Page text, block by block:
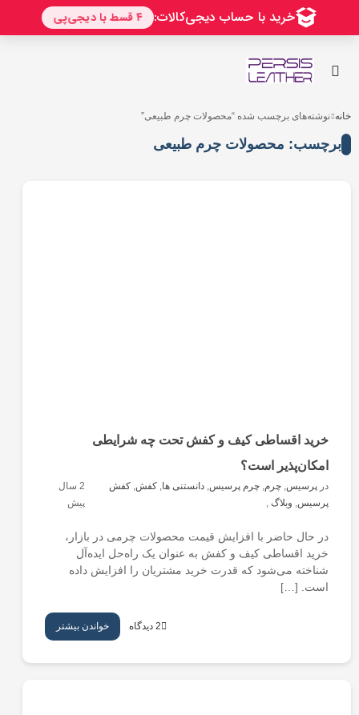
محتوا
خانه نوشته‌های برچسب شده “محصولات چرم طبیعی”
برچسب: محصولات چرم طبیعی
خرید اقساطی کیف و کفش تحت چه شرایطی
امکان‌پذیر است؟
درپرسیس,چرم,چرم پرسیس,دانستنی ها,کفش,کفش
پرسیس, وبلاگ ,
2 سال
پیش
در حال حاضر با افزایش قیمت محصولات چرمی در بازار،
خرید اقساطی کیف و کفش به عنوان یک راه‌حل ایده‌آل
شناخته می‌شود که قدرت خرید مشتریان را افزایش داده
است. […]
2 دیدگاه خواندن بیشتر